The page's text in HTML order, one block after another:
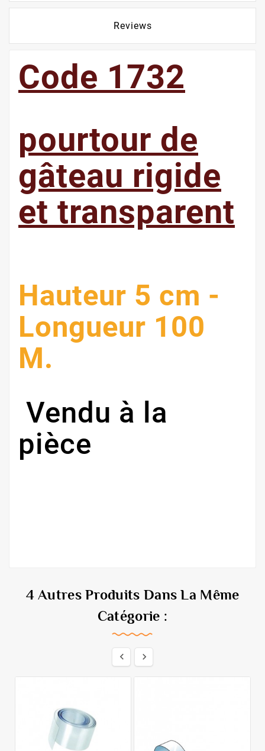
Reviews
Code 1732
pourtour de
gâteau rigide
et transparent
Hauteur 5 cm -
Longueur 100
M.
Vendu à la
pièce
4 Autres Produits Dans La Même
Catégorie :
 